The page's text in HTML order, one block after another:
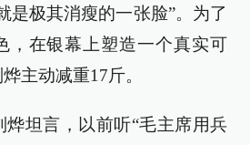
是极其消瘦的一张脸”。为了
，在银幕上塑造一个真实可
主动减重17斤。
坦言，以前听“毛主席用兵